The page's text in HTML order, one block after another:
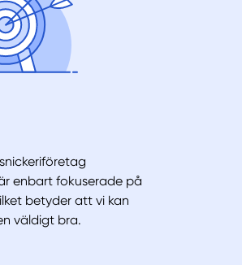
enbart fokuserade på
betyder att vi kan
väldigt bra.